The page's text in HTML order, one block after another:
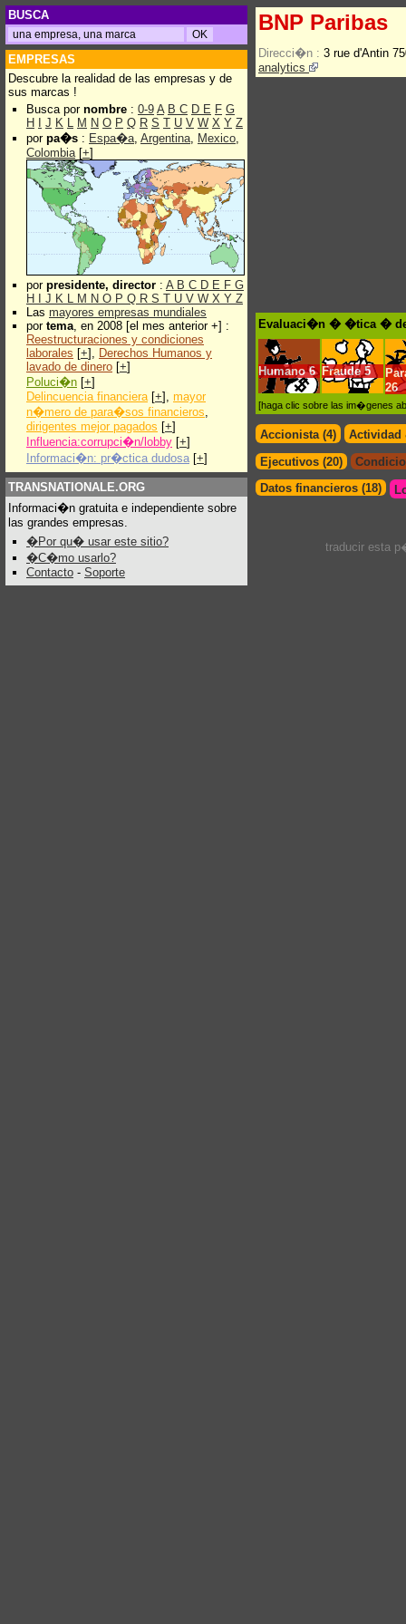
BUSCA
EMPRESAS
Descubre la realidad de las empresas y de
sus marcas !
Busca por nombre : 0-9 A B C D E F G
H
J K L M N O P Q R S T U V W X Y Z
por pa�s : Espa�a, Argentina, Mexico,
Colombia[+]
por presidente, director : A B C D E F G
H
J K L M N O P Q R S T U V W X Y Z
Las mayores empresas mundiales
por tema, en 2008 [el mes anterior +] :
Reestructuraciones y condiciones
laborales [+], Derechos Humanos y
lavado de dinero [+]
Poluci�n [+]
Delincuencia financiera[+], mayor
n�mero de para�sos financieros,
dirigentes mejor pagados [+]
Influencia:corrupci�n/lobby [+]
Informaci�n: pr�ctica dudosa [+]
TRANSNATIONALE.ORG
Informaci�n gratuita e independiente sobre
las grandes empresas.
�Por qu� usar este sitio?
�C�mo usarlo?
Contacto - Soporte
BNP Paribas
Direcci�n : 3 rue d'Antin
analytics
Evaluaci�n � �tica �
Humano 6 Fraude 5
26
[haga clic sobre las im�genes
Accionista (4)
Actividad
Ejecutivos (20)
Datos financieros (18)
traducir esta